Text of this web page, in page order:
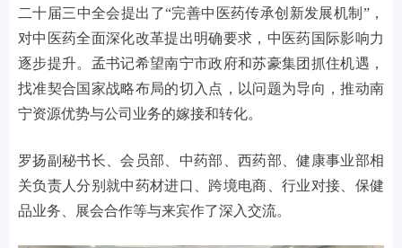
二十届三中全会提出了“完善中医药传承创新发展机制”，
对中医药全面深化改革提出明确要求，中医药国际影响力
逐步提升。孟书记希望南宁市政府和苏豪集团抓住机遇，
找准契合国家战略布局的切入点，以问题为导向，推动南
宁资源优势与公司业务的嫁接和转化。
罗扬副秘书长、会员部、中药部、西药部、健康事业部相
关负责人分别就中药材进口、跨境电商、行业对接、保健
品业务、展会合作等与来宾作了深入交流。